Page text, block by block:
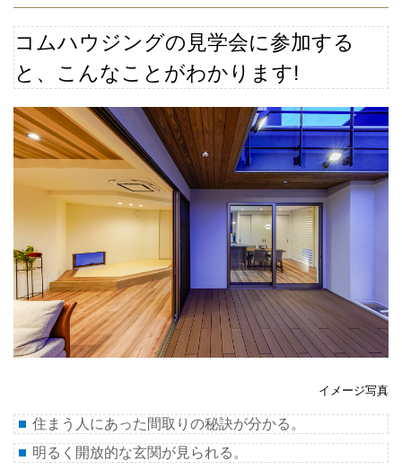
コムハウジングの見学会に参加する
と、こんなことがわかります!
イメージ写真
住まう人にあった間取りの秘訣が分かる。
明るく開放的な玄関が見られる。